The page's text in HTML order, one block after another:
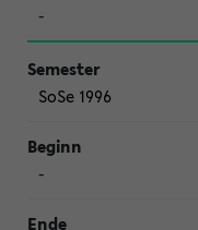
-
SoSe 1996
-